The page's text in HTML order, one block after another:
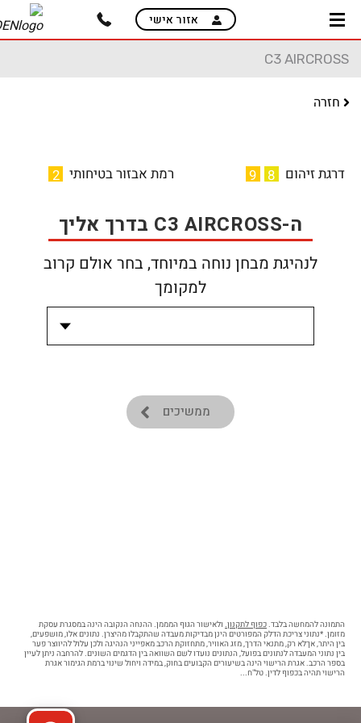
skip
content
אזור אישי
C3 AIRCROSS
חזרה
דרגת זיהום 8
9 רמת אבזור בטיחותי 2
ה-C3 AIRCROSS בדרך אליך
לנהיגת מבחן נוחה במיוחד, בחר אולם קרוב
למקומך
ממשיכים
התמונה להמחשה בלבד.כפוף לתקנון. ולאישור הגוף המממן. ההנחה הנקובה הינה במסגרת עסקת
מזומן. *נתוני צריכת הדלק המפורטים הינן מבדיקות מעבדה שהתקבלו מהיצרן. נתונים אלו, מושפעים,
בין היתר, אךלא רק, מתנאי הדרך, מזג האוויר, מתחזוקת הרכב מאפייני הנהיגה ולכן עלול להיווצר פער
בין נתוני המעבדה לנתונים בפועל, הנתונים נועדו לשם השוואה בין הדגמים השונים. להרחבה ניתן לעיין
בספר הרכב. אגרת הרישוי הינה בשיעורים הקבועים בחוק, במידה ויחול שינוי ברמת הגימור אגרת
הרישוי תהיה בכפוף לדין. טל"ח...